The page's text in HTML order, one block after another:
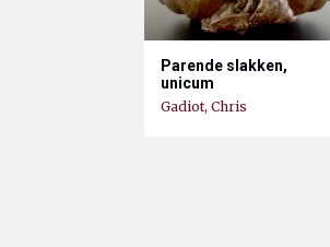
Parende slakken,
unicum
Gadiot, Chris